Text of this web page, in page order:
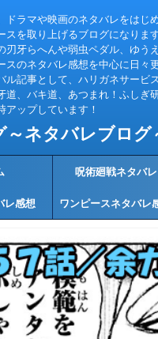
ドラマや映画のネタバレをはじ
スを取り上げるブログになりま
刃牙らへんや弱虫ペダル、ゆう
スのネタバレ感想を中心に日々
ル記事として、ハリガネサービ
道、バキ道、あつまれ！ふしぎ
アップしています！
～ネタバレブログ
呪術廻戦ネタバレ
レ感想 ワンピースネタバレ